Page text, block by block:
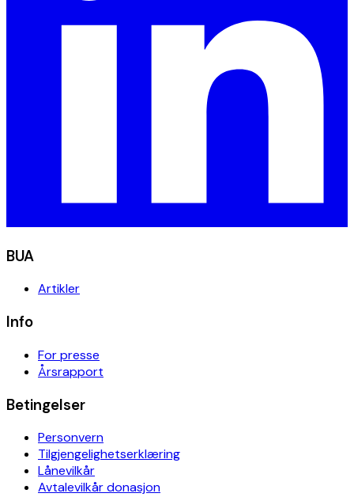
BUA
Artikler
Info
For presse
Årsrapport
Betingelser
Personvern
Tilgjengelighetserklæring
Lånevilkår
Avtalevilkår donasjon